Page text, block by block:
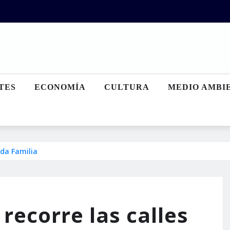
ECONOMÍA CULTURA MEDIO
Familia
las calles